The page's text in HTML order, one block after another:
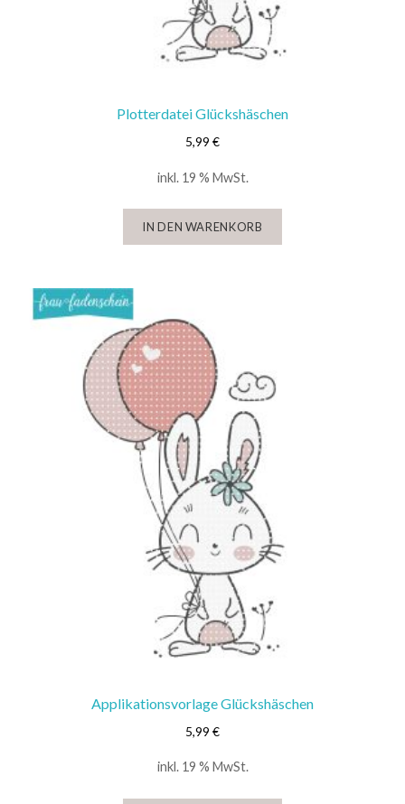
Plotterdatei Glückshäschen
5,99 €
inkl. 19 % MwSt.
IN DEN WARENKORB
Applikationsvorlage Glückshäschen
5,99 €
inkl. 19 % MwSt.